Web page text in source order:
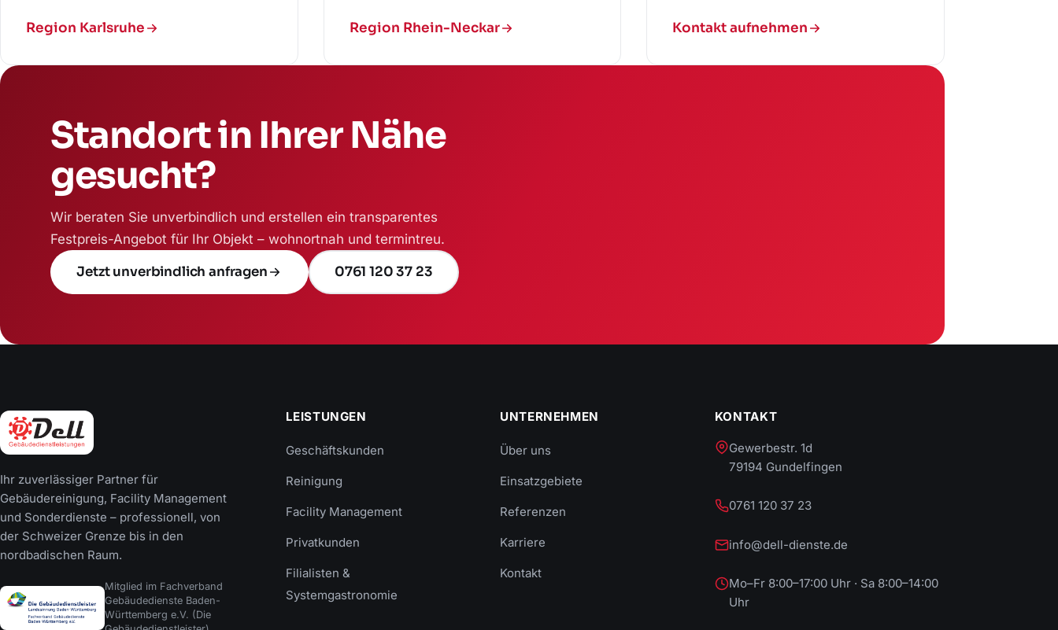
Region Karlsruhe Region Rhein-Neckar Kontakt aufnehmen
Standort in Ihrer Nähe
gesucht?
Wir beraten Sie unverbindlich und erstellen ein transparentes
Festpreis-Angebot für Ihr Objekt – wohnortnah und termintreu.
Jetzt unverbindlich anfragen 0761 120 37 23
Ihr zuverlässiger Partner für
Gebäudereinigung, Facility Management
und Sonderdienste – professionell, von
der Schweizer Grenze bis in den
nordbadischen Raum.
Mitglied im Fachverband
Gebäudedienste Baden-
Württemberg e.V. (Die
LEISTUNGEN
Geschäftskunden
Reinigung
Facility Management
Privatkunden
Filialisten &
Systemgastronomie
UNTERNEHMEN
Über uns
Einsatzgebiete
Referenzen
Karriere
Kontakt
KONTAKT
Gewerbestr. 1d
79194 Gundelfingen
0761 120 37 23
info@dell-dienste.de
Mo–Fr 8:00–17:00 Uhr · Sa 8:00–14:00
Uhr